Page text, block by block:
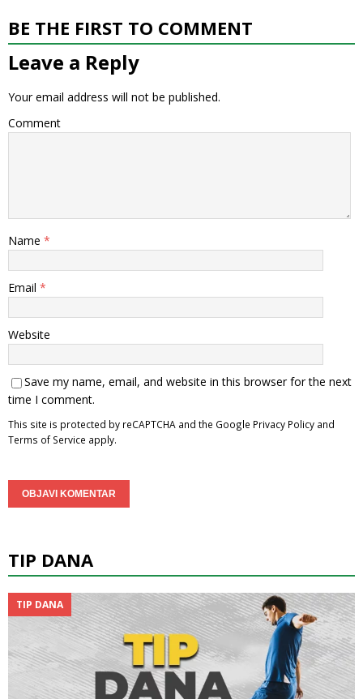
BE THE FIRST TO COMMENT
Leave a Reply
Your email address will not be published.
Comment
Name *
Email *
Website
Save my name, email, and website in this browser for the next
time I comment.
This site is protected by reCAPTCHA and the Google Privacy Policy and
Terms of Service apply.
TIP DANA
TIP DANA